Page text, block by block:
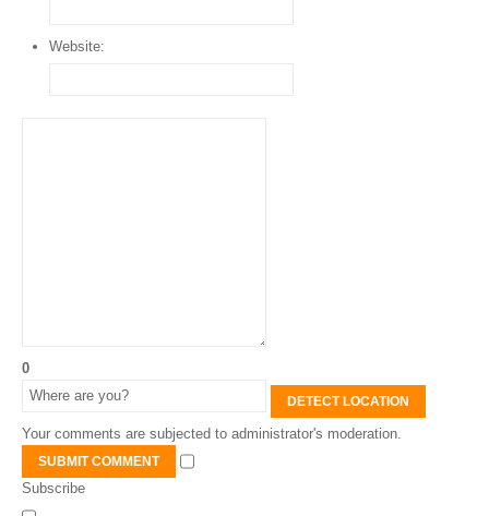
Website:
0
DETECT LOCATION
Your comments are subjected to administrator's moderation.
SUBMIT COMMENT
Subscribe